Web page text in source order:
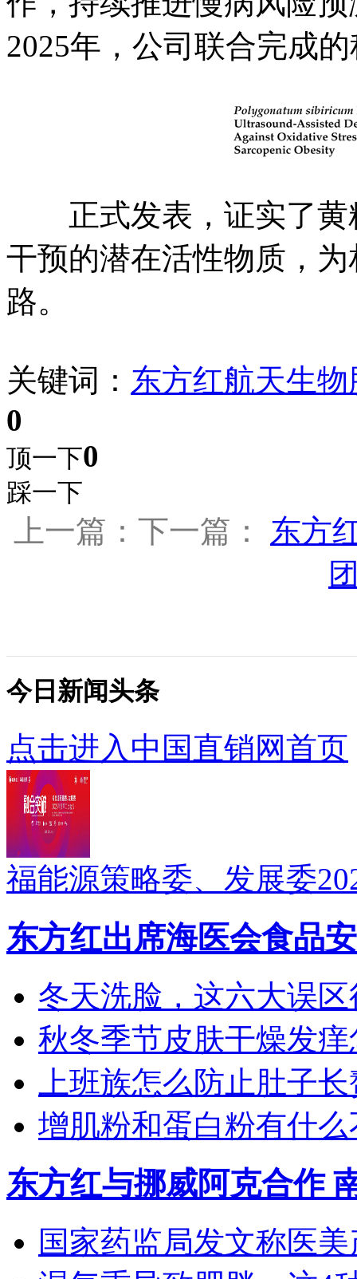
2025年，公司联合完成
正式发表，证实了黄
干预的潜在活性物质，
路。
关键词： 东方红航天生物
0
顶一下0
踩一下
上一篇：下一篇： 东方
今日新闻头条
点击进入中国直销网首页
福能源策略委、发展委
东方红出席海医会食品
冬天洗脸，这六大误
秋冬季节皮肤干燥发痒
上班族怎么防止肚子
增肌粉和蛋白粉有什么
东方红与挪威阿克合作
国家药监局发文称医